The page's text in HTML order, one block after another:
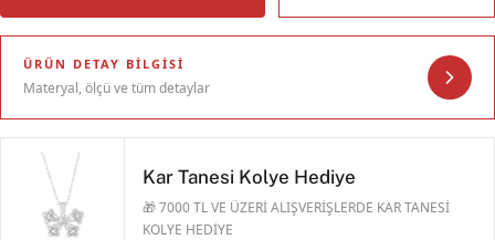
ÜRÜN DETAY BILGISI
Materyal, ölçü ve tüm detaylar
Kar Tanesi Kolye Hediye
🎁 7000 TL VE ÜZERİ ALIŞVERİŞLERDE KAR TANESİ
KOLYE HEDİYE